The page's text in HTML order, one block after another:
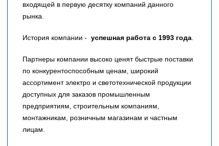
входящей в первую десятку компаний данного
рынка.
История компании - успешная работа с 1993 года.
Партнеры компании высоко ценят быстрые поставки
по конкурентоспособным ценам, широкий
ассортимент электро и светотехнической продукции
доступных для заказов промышленным
предприятиям, строительным компаниям,
монтажникам, розничным магазинам и частным
лицам.